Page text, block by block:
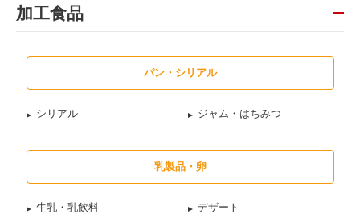
加工食品
パン・シリアル
シリアル ジャム・はちみつ
乳製品・卵
牛乳・乳飲料
デザート